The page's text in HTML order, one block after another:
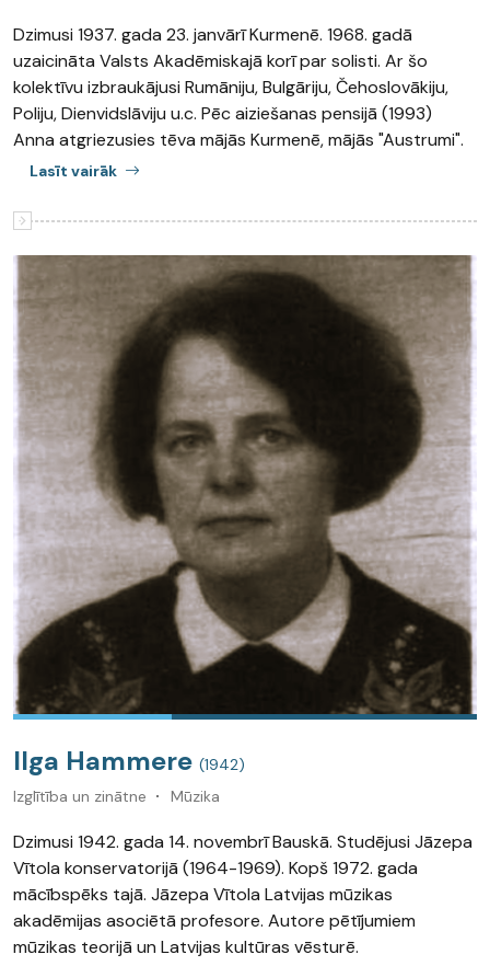
Dzimusi 1937. gada 23. janvārī Kurmenē. 1968. gadā
uzaicināta Valsts Akadēmiskajā korī par solisti. Ar šo
kolektīvu izbraukājusi Rumāniju, Bulgāriju, Čehoslovākiju,
Poliju, Dienvidslāviju u.c. Pēc aiziešanas pensijā (1993)
Anna atgriezusies tēva mājās Kurmenē, mājās "Austrumi".
Lasīt vairāk
Ilga Hammere (1942)
Izglītība un zinātne
Mūzika
Dzimusi 1942. gada 14. novembrī Bauskā. Studējusi Jāzepa
Vītola konservatorijā (1964-1969). Kopš 1972. gada
mācībspēks tajā. Jāzepa Vītola Latvijas mūzikas
akadēmijas asociētā profesore. Autore pētījumiem
mūzikas teorijā un Latvijas kultūras vēsturē.